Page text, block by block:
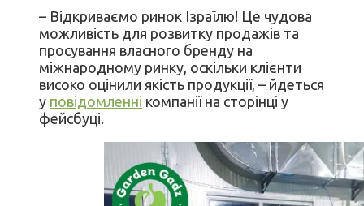
– Відкриваємо ринок Ізраїлю! Це чудова
можливість для розвитку продажів та
просування власного бренду на
міжнародному ринку, оскільки клієнти
високо оцінили якість продукції, – йдеться
у повідомленні компанії на сторінці у
фейсбуці.